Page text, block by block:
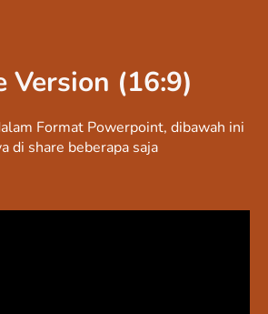
Version (16:9)
Format Powerpoint, dibawah ini
di share beberapa saja